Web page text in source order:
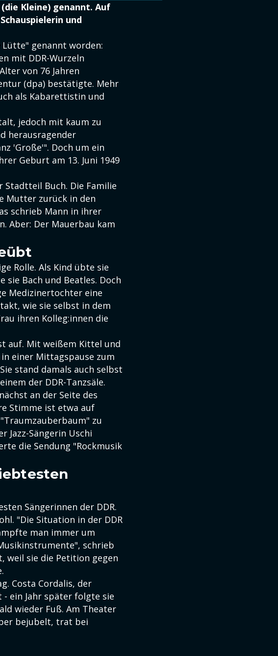
Kleine) genannt. Auf
und
genannt worden:
mit DDR-Wurzeln
von 76 Jahren
(dpa) bestätigte. Mehr
als Kabarettistin und
jedoch mit kaum zu
herausragender
'Große'". Doch um ein
Geburt am 13. Juni 1949
Stadtteil Buch. Die Familie
Mutter zurück in den
schrieb Mann in ihrer
Aber: Der Mauerbau kam
Rolle. Als Kind übte sie
sie Bach und Beatles. Doch
Medizinertochter eine
wie sie selbst in dem
ihren Kolleg:innen die
auf. Mit weißem Kittel und
einer Mittagspause zum
stand damals auch selbst
der DDR-Tanzsäle.
an der Seite des
Stimme ist etwa auf
zu
Jazz-Sängerin Uschi
die Sendung "Rockmusik
Sängerinnen der DDR.
"Die Situation in der DDR
man immer um
schrieb
weil sie die Petition gegen
Costa Cordalis, der
- ein Jahr später folgte sie
wieder Fuß. Am Theater
bejubelt, trat bei